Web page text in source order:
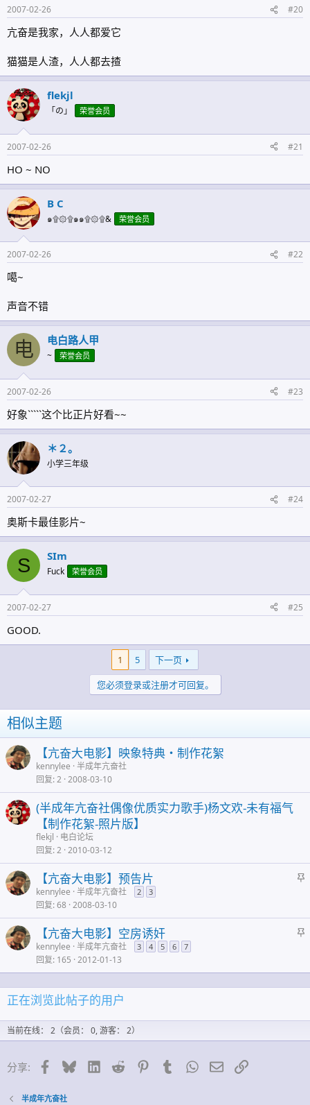
2007-02-26 #20
亢奋是我家，人人都爱它
猫猫是人渣，人人都去揸
flekjl
「の」 荣誉会员
2007-02-26 #21
HO ~ NO
B C
๑۩۞۩๑๑۩۞۩& 荣誉会员
2007-02-26 #22
噶~
声音不错
电 电白路人甲
~ 荣誉会员
2007-02-26 #23
好象`````这个比正片好看~~
＊２。
小学三年级
2007-02-27 #24
奥斯卡最佳影片~
S SIm
Fuck 荣誉会员
2007-02-27 #25
GOOD.
1 5
下一页
您必须登录或注册才可回复。
相似主题
【亢奋大电影】映象特典・制作花絮
kennylee 半成年亢奋社
回复 2 2008-03-10
(半成年亢奋社偶像优质实力歌手)杨文欢-未有福气
【制作花絮-照片版】
flekjl
电白论坛
回复 2 2010-03-12
【亢奋大电影】预告片
kennylee 半成年亢奋社 2 3
回复 68 2008-03-10
【亢奋大电影】空房诱奸
kennylee 半成年亢奋社 3 4 5 6 7
回复 165 2012-01-13
正在浏览此帖子的用户
当前在线： 2（会员： 0, 游客： 2）
分享: 脸谱网蓝天 领英 Reddit Pinterest的
TumblrWhatsApp
邮件 链接
半成年亢奋社